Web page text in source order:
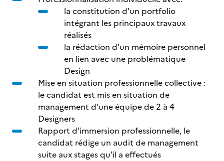
la constitution d'un portfolio
intégrant les principaux travaux
réalisés
la rédaction d'un mémoire personnel
en lien avec une problématique
Design
Mise en situation professionnelle collective :
le candidat est mis en situation de
management d’une équipe de 2 à 4
Designers
Rapport d'immersion professionnelle, le
candidat rédige un audit de management
suite aux stages qu'il a effectués